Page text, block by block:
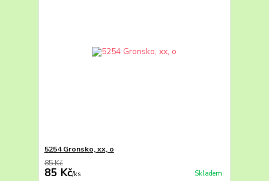
5254 Gronsko, xx, o
85 Kč
85 Kč/ks Skladem